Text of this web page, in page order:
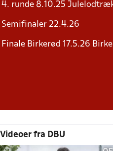
4. runde 8.10.25
Semifinaler 22.4.26
Finale Birkerød 17.5.26
Videoer fra DBU